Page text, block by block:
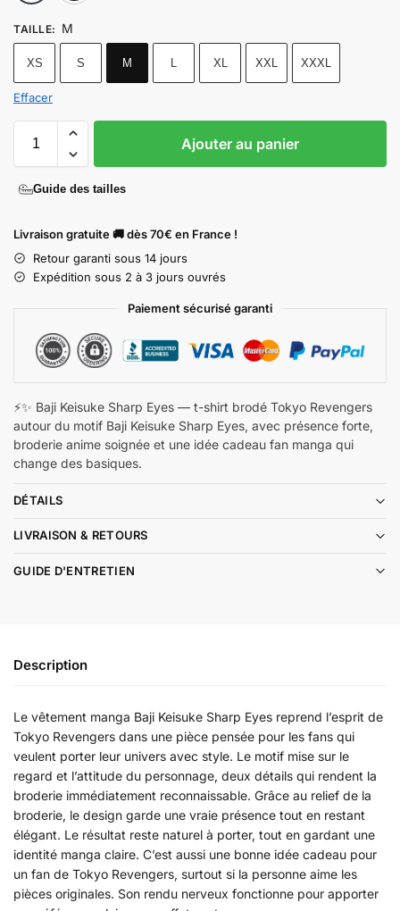
TAILLE: M
XS S M L XL XXL XXXL
Effacer
Ajouter au panier
Guide des tailles
Livraison gratuite 🚚 dès 70€ en France !
Retour garanti sous 14 jours
Expédition sous 2 à 3 jours ouvrés
Paiement sécurisé garanti
⚡✨ Baji Keisuke Sharp Eyes — t-shirt brodé Tokyo Revengers
autour du motif Baji Keisuke Sharp Eyes, avec présence forte,
broderie anime soignée et une idée cadeau fan manga qui
change des basiques.
DÉTAILS
LIVRAISON & RETOURS
GUIDE D'ENTRETIEN
Description
Le vêtement manga Baji Keisuke Sharp Eyes reprend l’esprit de
Tokyo Revengers dans une pièce pensée pour les fans qui
veulent porter leur univers avec style. Le motif mise sur le
regard et l’attitude du personnage, deux détails qui rendent la
broderie immédiatement reconnaissable. Grâce au relief de la
broderie, le design garde une vraie présence tout en restant
élégant. Le résultat reste naturel à porter, tout en gardant une
identité manga claire. C’est aussi une bonne idée cadeau pour
un fan de Tokyo Revengers, surtout si la personne aime les
pièces originales. Son rendu nerveux fonctionne pour apporter